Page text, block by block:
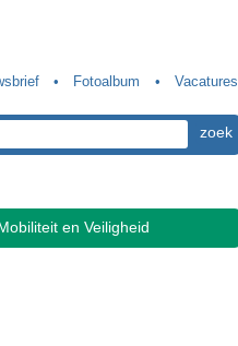
Fotoalbum Vacatures
en Veiligheid